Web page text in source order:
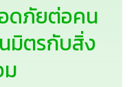
ดภัยต่อคน
มิตรกับสิ่ง